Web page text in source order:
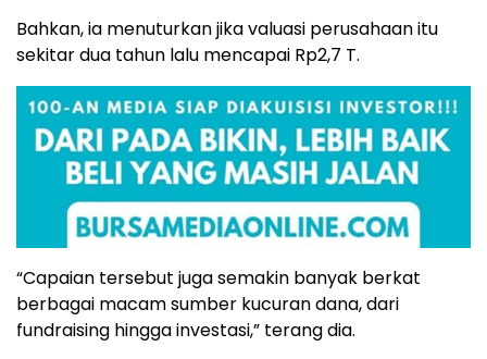
Bahkan, ia menuturkan jika valuasi perusahaan itu
sekitar dua tahun lalu mencapai Rp2,7 T.
“Capaian tersebut juga semakin banyak berkat
berbagai macam sumber kucuran dana, dari
fundraising hingga investasi,” terang dia.